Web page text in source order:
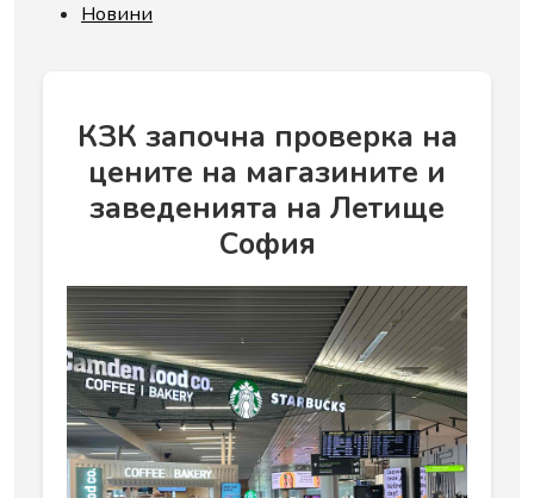
Новини
КЗК започна проверка на
цените на магазините и
заведенията на Летище
София